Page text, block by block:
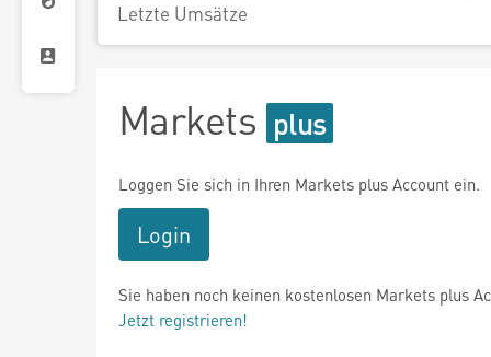
Letzte Umsätze
Markets
Loggen Sie sich in Ihren Markets plus Account ein.
Login
Sie haben noch keinen kostenlosen Markets plus
Jetzt registrieren!